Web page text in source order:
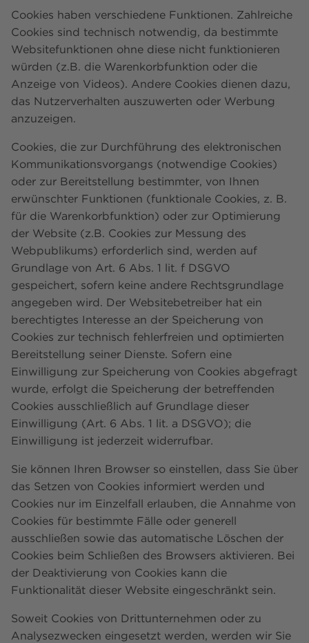
Cookies haben verschiedene Funktionen. Zahlreiche
Cookies sind technisch notwendig, da bestimmte
Websitefunktionen ohne diese nicht funktionieren
würden (z.B. die Warenkorbfunktion oder die
Anzeige von Videos). Andere Cookies dienen dazu,
das Nutzerverhalten auszuwerten oder Werbung
anzuzeigen.
Cookies, die zur Durchführung des elektronischen
Kommunikationsvorgangs (notwendige Cookies)
oder zur Bereitstellung bestimmter, von Ihnen
erwünschter Funktionen (funktionale Cookies, z. B.
für die Warenkorbfunktion) oder zur Optimierung
der Website (z.B. Cookies zur Messung des
Webpublikums) erforderlich sind, werden auf
Grundlage von Art. 6 Abs. 1 lit. f DSGVO
gespeichert, sofern keine andere Rechtsgrundlage
angegeben wird. Der Websitebetreiber hat ein
berechtigtes Interesse an der Speicherung von
Cookies zur technisch fehlerfreien und optimierten
Bereitstellung seiner Dienste. Sofern eine
Einwilligung zur Speicherung von Cookies abgefragt
wurde, erfolgt die Speicherung der betreffenden
Cookies ausschließlich auf Grundlage dieser
Einwilligung (Art. 6 Abs. 1 lit. a DSGVO); die
Einwilligung ist jederzeit widerrufbar.
Sie können Ihren Browser so einstellen, dass Sie über
das Setzen von Cookies informiert werden und
Cookies nur im Einzelfall erlauben, die Annahme von
Cookies für bestimmte Fälle oder generell
ausschließen sowie das automatische Löschen der
Cookies beim Schließen des Browsers aktivieren. Bei
der Deaktivierung von Cookies kann die
Funktionalität dieser Website eingeschränkt sein.
Soweit Cookies von Drittunternehmen oder zu
Analysezwecken eingesetzt werden, werden wir Sie